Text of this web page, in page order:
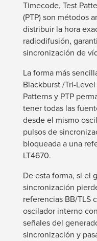
Timecode, Test
(PTP) son métodos
distribuir la hora
radiodifusión,
sincronización de
La forma más
Blackburst /Tri-
Patterns y PTP
tener todas las
desde el mismo
pulsos de
bloqueada a una
LT4670.
De esta forma, si el
sincronización
referencias BB/TLS
oscilador interno
señales del
sincronización y